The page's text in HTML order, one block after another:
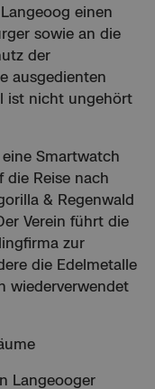
einen
sowie an die
der
ausgedienten
ist nicht ungehört
Smartwatch
die Reise nach
& Regenwald
Verein führt die
zur
die Edelmetalle
wiederverwendet
Langeooger